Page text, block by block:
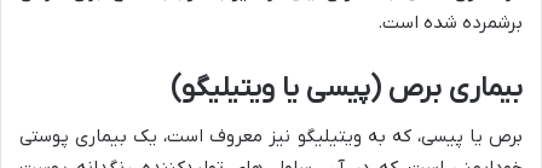
برشمرده شده است.
بیماری برص (پیسی یا ویتیلیگو)
برص یا پیسی، که به ویتیلیگو نیز معروف است، یک بیماری پوستی